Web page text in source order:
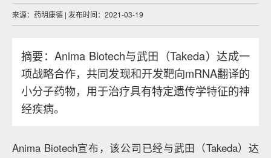
来源：药明康德 | 发布时间：2021-03-19
摘要：Anima Biotech与武田（Takeda）达成一
项战略合作，共同发现和开发靶向mRNA翻译的
小分子药物，用于治疗具有特定遗传学特征的神
经疾病。
Anima Biotech宣布，该公司已经与武田（Takeda）达